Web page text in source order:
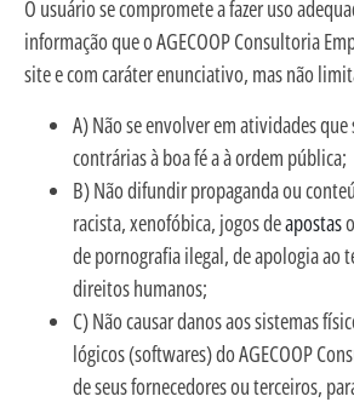
O usuário se compromete a fazer uso
informação que o AGECOOP Consultoria
site e com caráter enunciativo, mas não
A) Não se envolver em atividades
contrárias à boa fé a à ordem pública;
B) Não difundir propaganda ou
racista, xenofóbica, jogos deapostas
de pornografia ilegal, de apologia ao
direitos humanos;
C) Não causar danos aos sistemas
lógicos (softwares) do AGECOOP
de seus fornecedores ou terceiros,